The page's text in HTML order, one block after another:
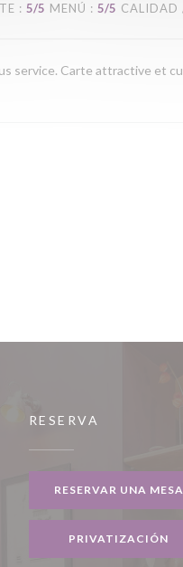
: 5/5 MENÚ : 5/5 CALIDAD
service. Carte attractive et
RESERVA
RESERVAR UNA MESA
PRIVATIZACIÓN